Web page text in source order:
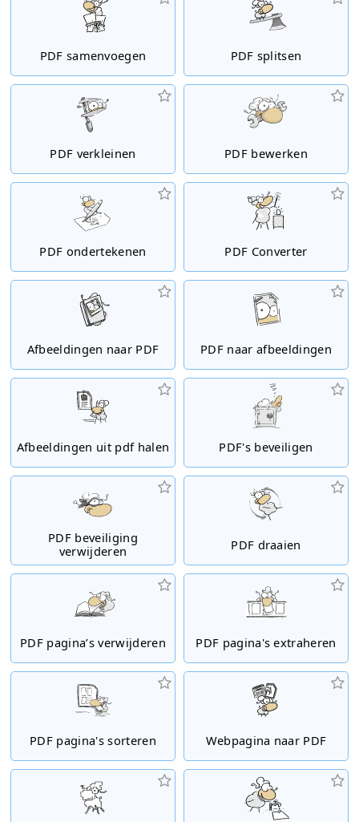
PDF samenvoegen PDF splitsen
PDF verkleinen PDF bewerken
PDF ondertekenen PDF Converter
Afbeeldingen naar PDF PDF naar afbeeldingen
Afbeeldingen uit pdf halen PDF's beveiligen
PDF beveiliging
verwijderen
PDF draaien
PDF pagina’s verwijderen PDF pagina's extraheren
PDF pagina's sorteren Webpagina naar PDF